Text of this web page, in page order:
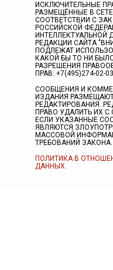
ИСКЛЮЧИТЕЛЬНЫЕ
РАЗМЕЩЁННЫЕ В
СООТВЕТСТВИИ С
РОССИЙСКОЙ
ИНТЕЛЛЕКТУАЛЬНОЙ
РЕДАКЦИИ САЙТА
ПОДЛЕЖАТ
КАКОЙ БЫ ТО НИ
РАЗРЕШЕНИЯ
ПРАВ: +7(495)274-02-
СООБЩЕНИЯ И
ИЗДАНИЯ
РЕДАКТИРОВАНИЯ.
ПРАВО УДАЛИТЬ ИХ С
ЕСЛИ УКАЗАННЫЕ
ЯВЛЯЮТСЯ
МАССОВОЙ
ТРЕБОВАНИЙ
ПОЛИТИКА В
ДАННЫХ.